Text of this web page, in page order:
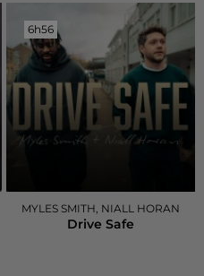
6h56
6h56
MYLES SMITH, NIALL HORAN
Drive Safe